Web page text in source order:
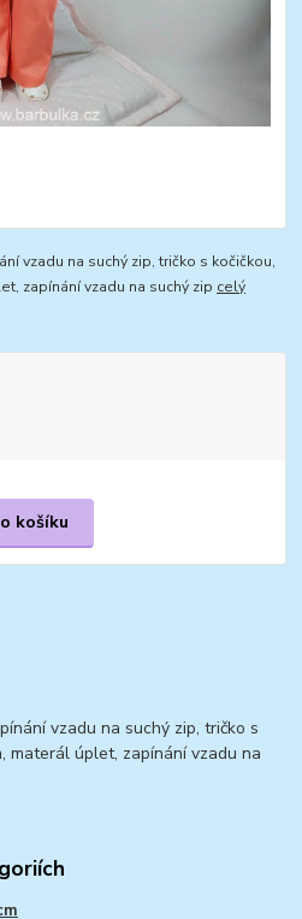
vzadu na suchý zip, tričko s kočičkou,
zapínání vzadu na suchý zip celý
košíku
vzadu na suchý zip, tričko s
materál úplet, zapínání vzadu na